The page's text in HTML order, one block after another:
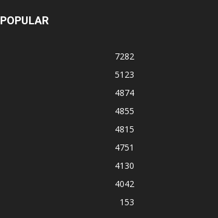
7282
5123
4874
4855
4815
4751
4130
4042
153